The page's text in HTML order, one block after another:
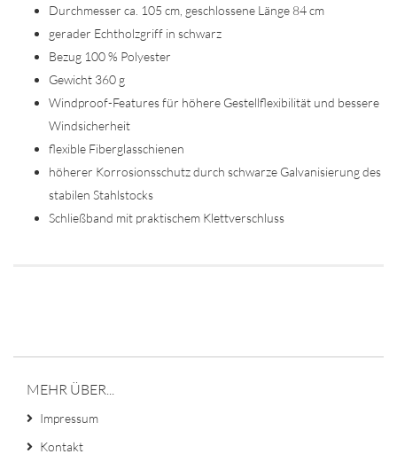
Durchmesser ca. 105 cm, geschlossene Länge 84 cm
gerader Echtholzgriff in schwarz
Bezug 100 % Polyester
Gewicht 360 g
Windproof-Features für höhere Gestellflexibilität und bessere
Windsicherheit
flexible Fiberglasschienen
höherer Korrosionsschutz durch schwarze Galvanisierung des
stabilen Stahlstocks
Schließband mit praktischem Klettverschluss
MEHR ÜBER...
Impressum
Kontakt